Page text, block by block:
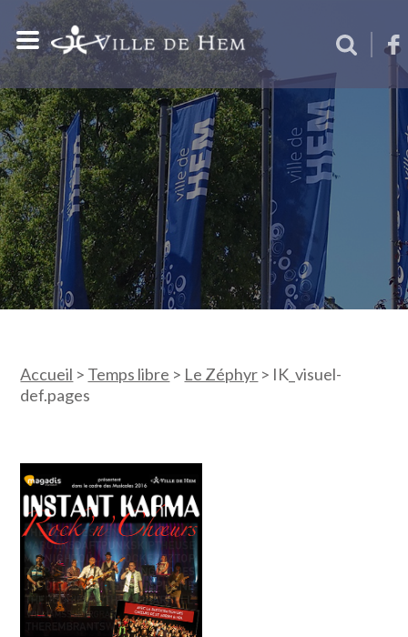
Accueil > Temps libre > Le Zéphyr > IK_visuel-
def.pages